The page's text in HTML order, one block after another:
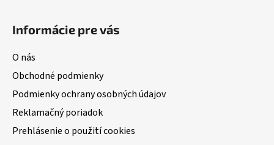
Informácie pre vás
O nás
Obchodné podmienky
Podmienky ochrany osobných údajov
Reklamačný poriadok
Prehlásenie o použití cookies